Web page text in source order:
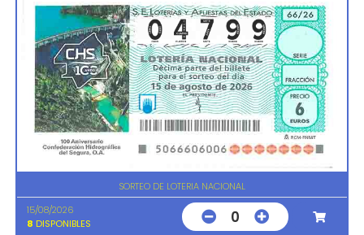
SORTEO DE LOTERIA NACIONAL
15/08/2026
8 DISPONIBLES 0